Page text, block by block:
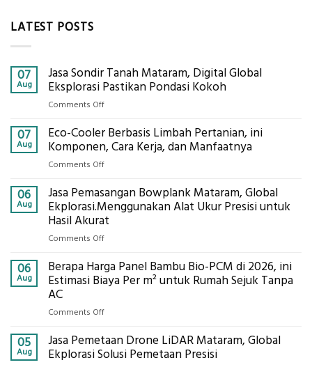
LATEST POSTS
07
Aug
Jasa Sondir Tanah Mataram, Digital Global
Eksplorasi Pastikan Pondasi Kokoh
Comments Offon
Sondir
Tanah
Eksplorasi
Pastikan
Pondasi
Kokoh
07
Aug
Eco-Cooler Berbasis Limbah Pertanian, ini
Komponen, Cara Kerja, dan Manfaatnya
Comments Offon
Cooler
Berbasis
Limbah
Cara
Kerja,
Manfaatnya
06
Aug
Jasa Pemasangan Bowplank Mataram, Global
Ekplorasi.Menggunakan Alat Ukur Presisi untuk
Hasil Akurat
Comments Offon
Pemasangan
Bowplank
Ukur
Presisi
06
Aug
Berapa Harga Panel Bambu Bio-PCM di 2026, ini
Estimasi Biaya Per m² untuk Rumah Sejuk Tanpa
AC
Comments Offon
Harga
Panel
05
Aug
Jasa Pemetaan Drone LiDAR Mataram, Global
Ekplorasi Solusi Pemetaan Presisi